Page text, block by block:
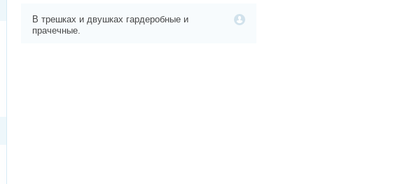
В трешках и двушках гардеробные и
прачечные.